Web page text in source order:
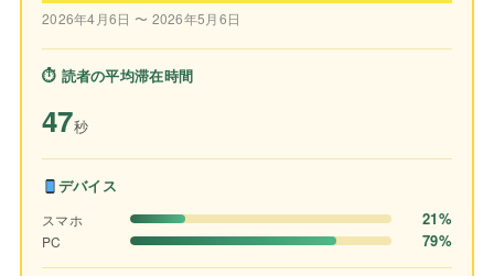
2026年4月6日 〜 2026年5月6日
⏱ 読者の平均滞在時間
47秒
デバイス
スマホ 21%
PC 79%